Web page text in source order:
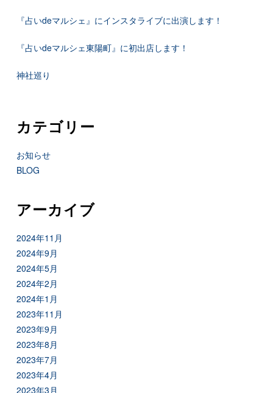
『占いdeマルシェ』にインスタライブに出演します！
『占いdeマルシェ東陽町』に初出店します！
神社巡り
カテゴリー
お知らせ
BLOG
アーカイブ
2024年11月
2024年9月
2024年5月
2024年2月
2024年1月
2023年11月
2023年9月
2023年8月
2023年7月
2023年4月
2023年3月